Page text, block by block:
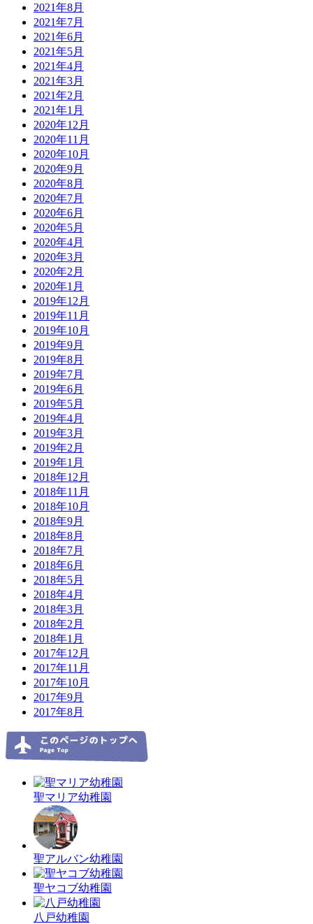
2021年8月
2021年7月
2021年6月
2021年5月
2021年4月
2021年3月
2021年2月
2021年1月
2020年12月
2020年11月
2020年10月
2020年9月
2020年8月
2020年7月
2020年6月
2020年5月
2020年4月
2020年3月
2020年2月
2020年1月
2019年12月
2019年11月
2019年10月
2019年9月
2019年8月
2019年7月
2019年6月
2019年5月
2019年4月
2019年3月
2019年2月
2019年1月
2018年12月
2018年11月
2018年10月
2018年9月
2018年8月
2018年7月
2018年6月
2018年5月
2018年4月
2018年3月
2018年2月
2018年1月
2017年12月
2017年11月
2017年10月
2017年9月
2017年8月
聖マリア幼稚園
聖アルバン幼稚園
聖ヤコブ幼稚園
八戸幼稚園